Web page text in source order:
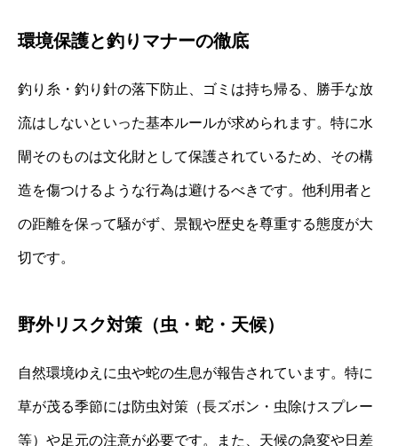
環境保護と釣りマナーの徹底
釣り糸・釣り針の落下防止、ゴミは持ち帰る、勝手な放
流はしないといった基本ルールが求められます。特に水
閘そのものは文化財として保護されているため、その構
造を傷つけるような行為は避けるべきです。他利用者と
の距離を保って騒がず、景観や歴史を尊重する態度が大
切です。
野外リスク対策（虫・蛇・天候）
自然環境ゆえに虫や蛇の生息が報告されています。特に
草が茂る季節には防虫対策（長ズボン・虫除けスプレー
等）や足元の注意が必要です。また、天候の急変や日差